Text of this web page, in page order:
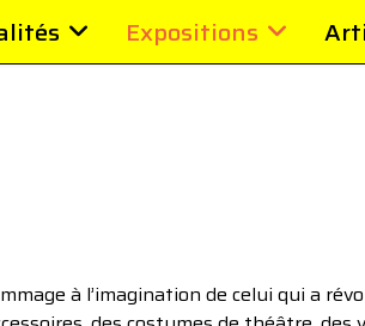
Expositions
à l’imagination de celui qui a